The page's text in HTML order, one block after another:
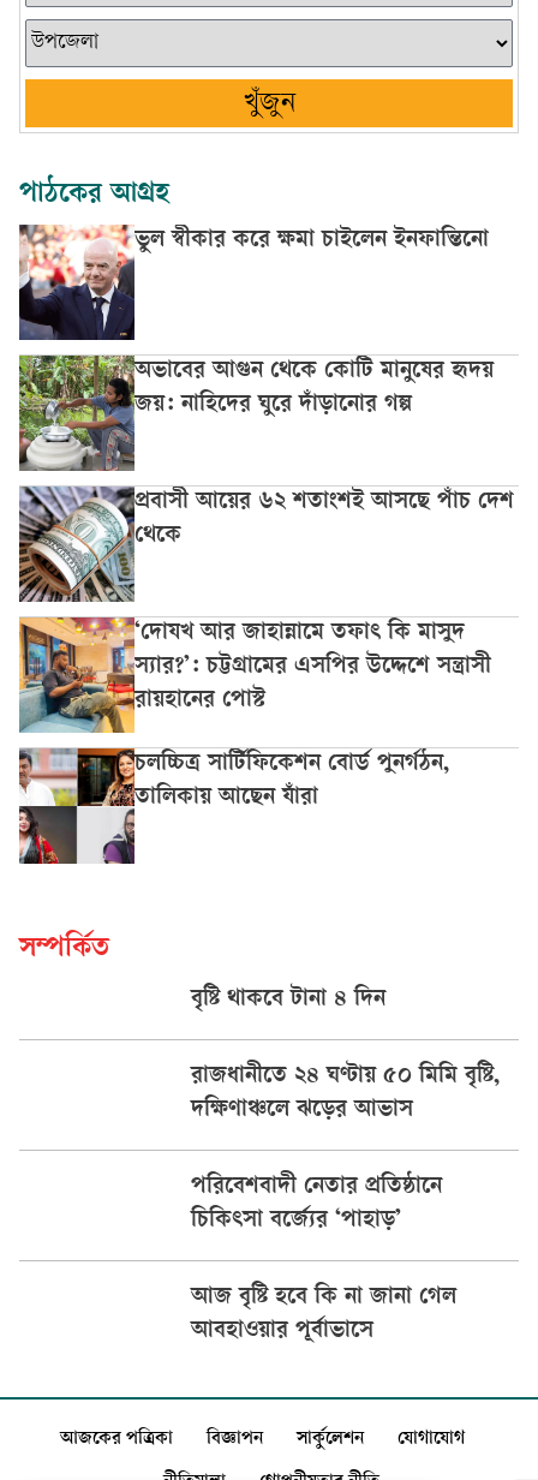
খুঁজুন
পাঠকের আগ্রহ
ভুল স্বীকার করে ক্ষমা চাইলেন ইনফান্তিনো
অভাবের আগুন থেকে কোটি মানুষের হৃদয়
জয়: নাহিদের ঘুরে দাঁড়ানোর গল্প
প্রবাসী আয়ের ৬২ শতাংশই আসছে পাঁচ দেশ
থেকে
‘দোযখ আর জাহান্নামে তফাৎ কি মাসুদ
স্যার?’: চট্টগ্রামের এসপির উদ্দেশে সন্ত্রাসী
রায়হানের পোস্ট
চলচ্চিত্র সার্টিফিকেশন বোর্ড পুনর্গঠন,
তালিকায় আছেন যাঁরা
সম্পর্কিত
বৃষ্টি থাকবে টানা ৪ দিন
রাজধানীতে ২৪ ঘণ্টায় ৫০ মিমি বৃষ্টি,
দক্ষিণাঞ্চলে ঝড়ের আভাস
পরিবেশবাদী নেতার প্রতিষ্ঠানে
চিকিৎসা বর্জ্যের ‘পাহাড়’
আজ বৃষ্টি হবে কি না জানা গেল
আবহাওয়ার পূর্বাভাসে
আজকের পত্রিকা বিজ্ঞাপন সার্কুলেশন যোগাযোগ